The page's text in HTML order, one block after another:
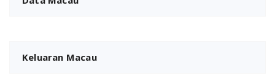
Keluaran Macau